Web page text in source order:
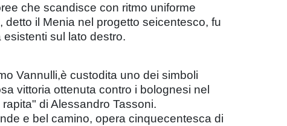
che scandisce con ritmo uniforme
il Menia nel progetto seicentesco, fu
sul lato destro.
Vannulli,è custodita uno dei simboli
vittoria ottenuta contro i bolognesi nel
di Alessandro Tassoni.
e bel camino, opera cinquecentesca di